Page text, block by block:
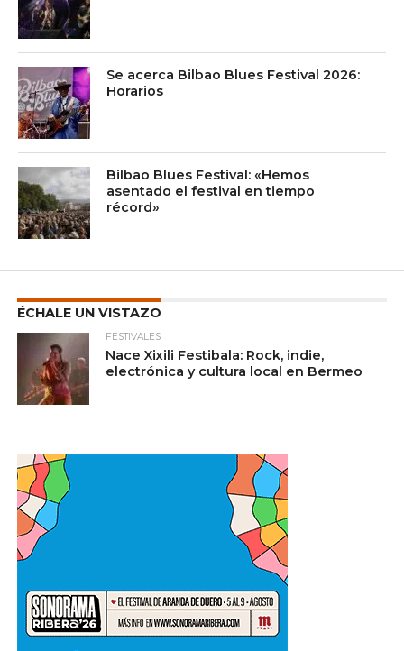
Se acerca Bilbao Blues Festival 2026:
Horarios
Bilbao Blues Festival: «Hemos
asentado el festival en tiempo
récord»
ÉCHALE UN VISTAZO
FESTIVALES
Nace Xixili Festibala: Rock, indie,
electrónica y cultura local en Bermeo